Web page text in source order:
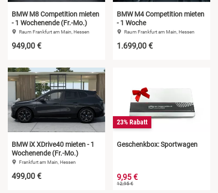
BMW M8 Competition mieten
- 1 Wochenende (Fr.-Mo.)
Raum Frankfurt am Main, Hessen
949,00 €
BMW M4 Competition mieten
- 1 Woche
Raum Frankfurt am Main, Hessen
1.699,00 €
BMW iX XDrive40 mieten - 1
Wochenende (Fr.-Mo.)
Frankfurt am Main, Hessen
499,00 €
23% Rabatt
Geschenkbox: Sportwagen
9,95 €
12,95 €